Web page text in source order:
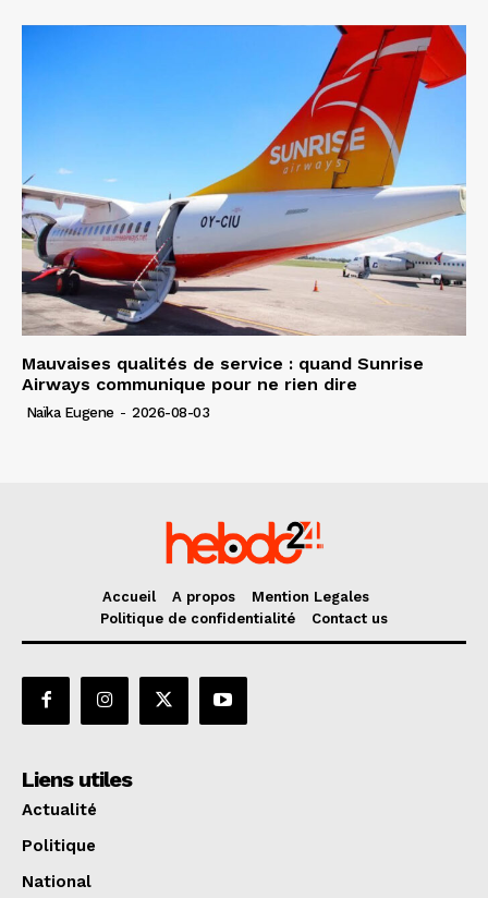
Mauvaises qualités de service : quand Sunrise
Airways communique pour ne rien dire
Naïka Eugene - 2026-08-03
Accueil A propos
Mention Legales
Politique de confidentialité
Contact us
Liens utiles
Actualité
Politique
National